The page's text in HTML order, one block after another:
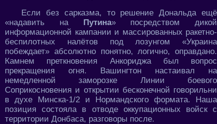
Если без сарказма, то решение Дональда ещё
«надавить на Путина» посредством дикой
информационной кампании и массированных ракетно-
беспилотных налётов под лозунгом «Украина
побеждает» абсолютно понятно, логично, оправдано.
Камнем преткновения Анкориджа был вопрос
прекращения огня. Вашингтон настаивал на
немедленной заморозке Линии боевого
Соприкосновения и открытии бесконечной говорильни
в духе Минска-1/2 и Нормандского формата. Наша
позиция состояла в отводе оккупационных войск с
территории Донбаса, разговоры после.